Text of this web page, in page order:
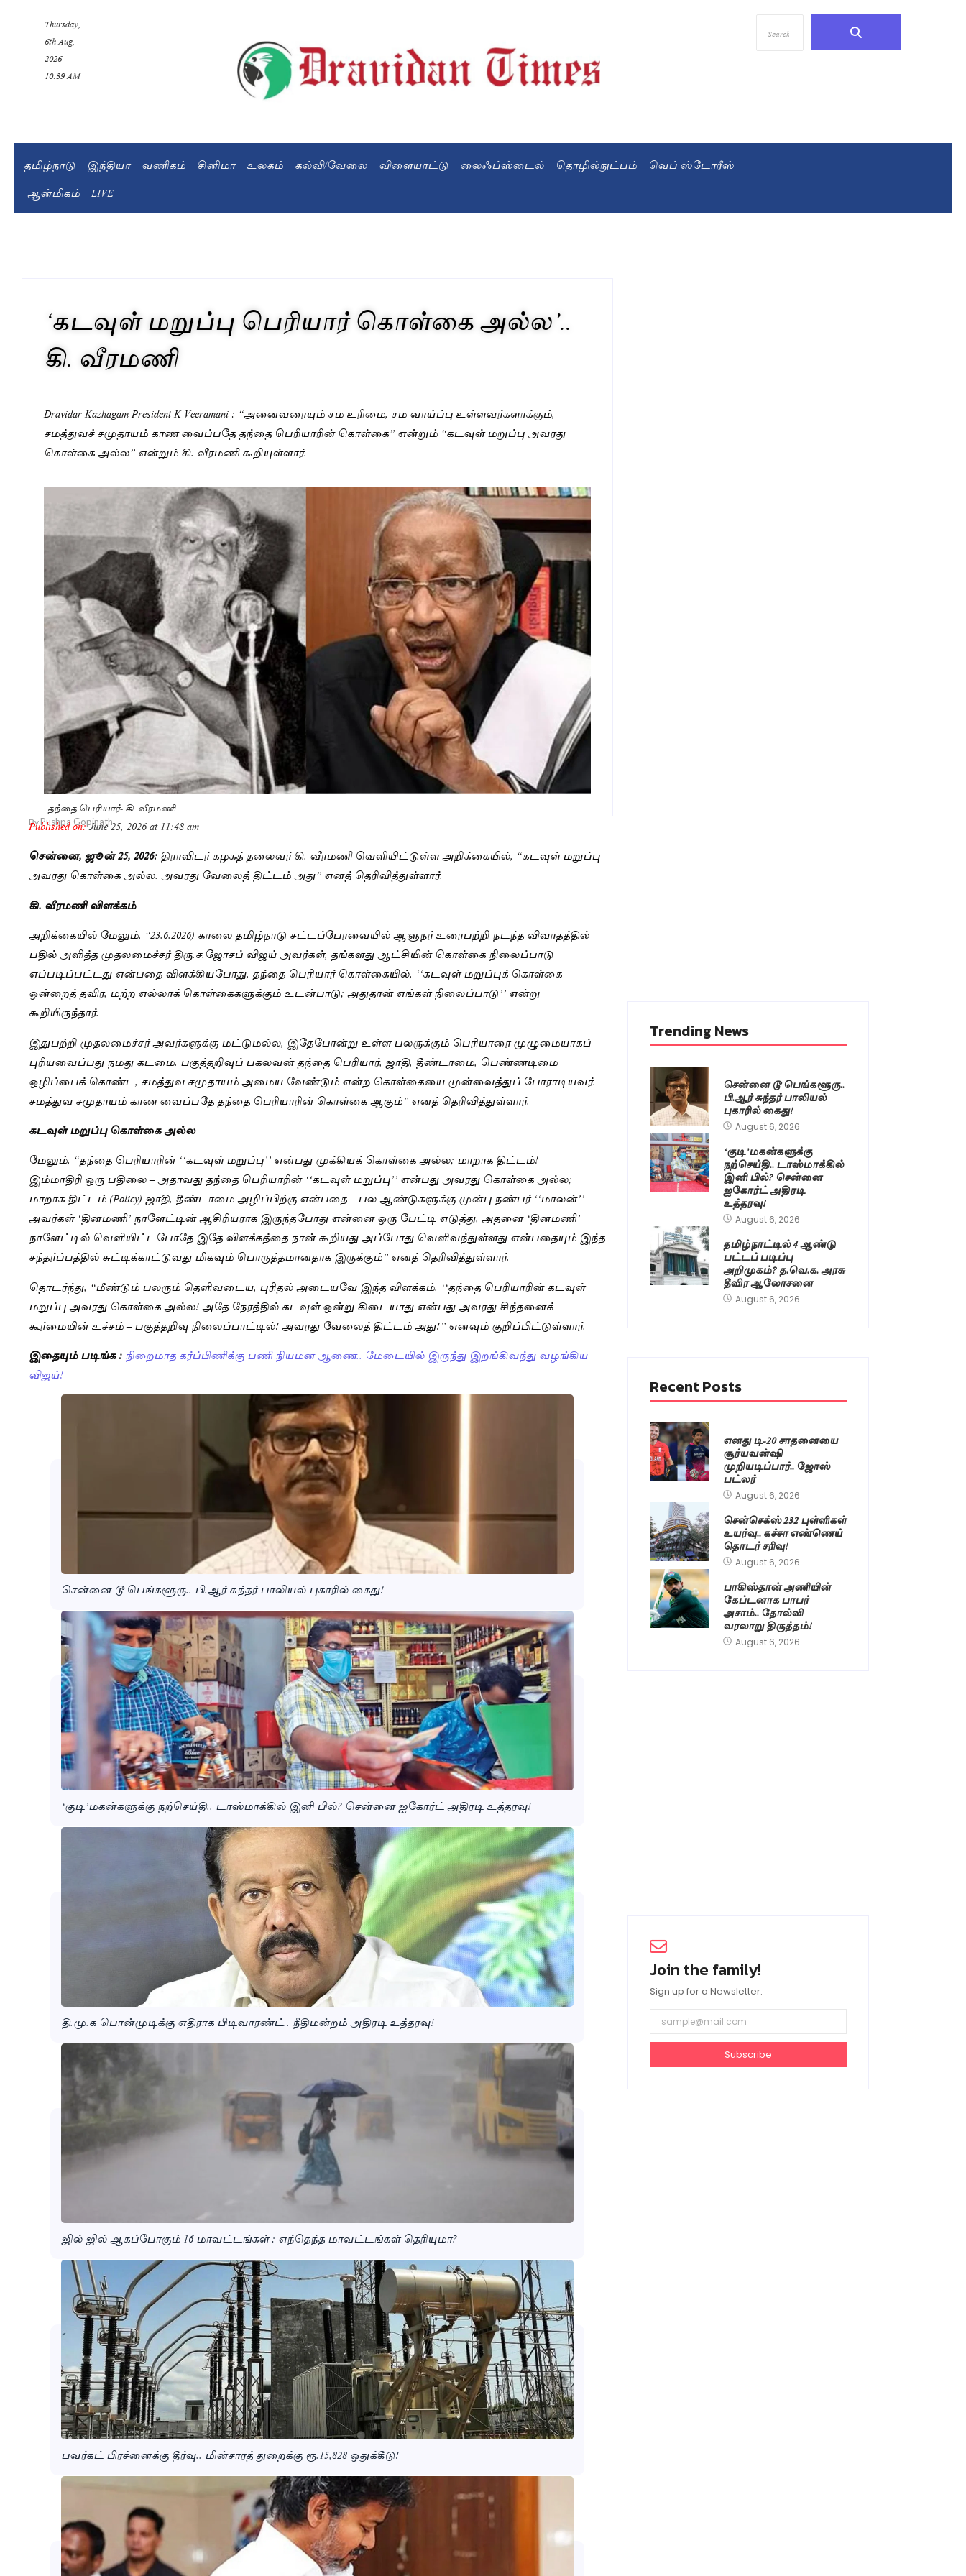
Thursday,
6th Aug,
2026
10:39 AM
தமிழ்நாடு இந்தியா வணிகம் சினிமா உலகம் கல்வி/வேலை விளையாட்டு லைஃப்ஸ்டைல் தொழில்நுட்பம்
வெப் ஸ்டோரீஸ்
ஆன்மிகம்
LIVE
‘கடவுள் மறுப்பு பெரியார் கொள்கை அல்ல’..
கி. வீரமணி
Dravidar Kazhagam President K Veeramani : “அனைவரையும் சம உரிமை, சம வாய்ப்பு உள்ளவர்களாக்கும்,
சமத்துவச் சமுதாயம் காண வைப்பதே தந்தை பெரியாரின் கொள்கை” என்றும் “கடவுள் மறுப்பு அவரது
கொள்கை அல்ல” என்றும் கி. வீரமணி கூறியுள்ளார்.
தந்தை பெரியார்- கி. வீரமணி
By Pushpa Gopinath
Published on:June 25, 2026 at 11:48 am
சென்னை, ஜூன் 25, 2026: திராவிடர் கழகத் தலைவர் கி. வீரமணி வெளியிட்டுள்ள அறிக்கையில், “கடவுள் மறுப்பு
அவரது கொள்கை அல்ல. அவரது வேலைத் திட்டம் அது” எனத் தெரிவித்துள்ளார்.
கி. வீரமணி விளக்கம்
அறிக்கையில் மேலும், “23.6.2026) காலை தமிழ்நாடு சட்டப்பேரவையில் ஆளுநர் உரைபற்றி நடந்த விவாதத்தில்
பதில் அளித்த முதலமைச்சர் திரு.ச.ஜோசப் விஜய் அவர்கள், தங்களது ஆட்சியின் கொள்கை நிலைப்பாடு
எப்படிப்பட்டது என்பதை விளக்கியபோது, தந்தை பெரியார் கொள்கையில், ‘‘கடவுள் மறுப்புக் கொள்கை
ஒன்றைத் தவிர, மற்ற எல்லாக் கொள்கைகளுக்கும் உடன்பாடு; அதுதான் எங்கள் நிலைப்பாடு’’ என்று
கூறியிருந்தார்.
இதுபற்றி முதலமைச்சர் அவர்களுக்கு மட்டுமல்ல, இதேபோன்று உள்ள பலருக்கும் பெரியாரை முழுமையாகப்
புரியவைப்பது நமது கடமை. பகுத்தறிவுப் பகலவன் தந்தை பெரியார், ஜாதி, தீண்டாமை, பெண்ணடிமை
ஒழிப்பைக் கொண்ட, சமத்துவ சமுதாயம் அமைய வேண்டும் என்ற கொள்கையை முன்வைத்துப் போராடியவர்.
சமத்துவ சமுதாயம் காண வைப்பதே தந்தை பெரியாரின் கொள்கை ஆகும்” எனத் தெரிவித்துள்ளார்.
கடவுள் மறுப்பு கொள்கை அல்ல
மேலும், “தந்தை பெரியாரின் ‘‘கடவுள் மறுப்பு’’ என்பது முக்கியக் கொள்கை அல்ல; மாறாக திட்டம்!
இம்மாதிரி ஒரு பதிலை – அதாவது தந்தை பெரியாரின் ‘‘கடவுள் மறுப்பு’’ என்பது அவரது கொள்கை அல்ல;
மாறாக திட்டம் (Policy) ஜாதி, தீண்டாமை அழிப்பிற்கு என்பதை – பல ஆண்டுகளுக்கு முன்பு நண்பர் ‘‘மாலன்’’
அவர்கள் ‘தினமணி’ நாளேட்டின் ஆசிரியராக இருந்தபோது என்னை ஒரு பேட்டி எடுத்து, அதனை ‘தினமணி’
நாளேட்டில் வெளியிட்டபோதே இதே விளக்கத்தை நான் கூறியது அப்போது வெளிவந்துள்ளது என்பதையும் இந்த
சந்தர்ப்பத்தில் சுட்டிக்காட்டுவது மிகவும் பொருத்தமானதாக இருக்கும்” எனத் தெரிவித்துள்ளார்.
தொடர்ந்து, “மீண்டும் பலரும் தெளிவடைய, புரிதல் அடையவே இந்த விளக்கம். ‘‘தந்தை பெரியாரின் கடவுள்
மறுப்பு அவரது கொள்கை அல்ல! அதே நேரத்தில் கடவுள் ஒன்று கிடையாது என்பது அவரது சிந்தனைக்
கூர்மையின் உச்சம் – பகுத்தறிவு நிலைப்பாட்டில்! அவரது வேலைத் திட்டம் அது!” எனவும் குறிப்பிட்டுள்ளார்.
இதையும் படிங்க : நிறைமாத கர்ப்பிணிக்கு பணி நியமன ஆணை.. மேடையில் இருந்து இறங்கிவந்து வழங்கிய
விஜய்!
சென்னை டூ பெங்களூரு.. பி.ஆர் சுந்தர் பாலியல் புகாரில் கைது!
‘குடி’மகன்களுக்கு நற்செய்தி.. டாஸ்மாக்கில் இனி பில்? சென்னை ஐகோர்ட் அதிரடி உத்தரவு!
தி.மு.க பொன்முடிக்கு எதிராக பிடிவாரண்ட்.. நீதிமன்றம் அதிரடி உத்தரவு!
ஜில் ஜில் ஆகப்போகும் 16 மாவட்டங்கள் : எந்தெந்த மாவட்டங்கள் தெரியுமா?
பவர்கட் பிரச்னைக்கு தீர்வு.. மின்சாரத் துறைக்கு ரூ.15,828 ஒதுக்கீடு!
Trending News
சென்னை டூ பெங்களூரு..
பி.ஆர் சுந்தர் பாலியல்
புகாரில் கைது!
August 6, 2026
‘குடி’மகன்களுக்கு
நற்செய்தி.. டாஸ்மாக்கில்
இனி பில்? சென்னை
ஐகோர்ட் அதிரடி
உத்தரவு!
August 6, 2026
தமிழ்நாட்டில் 4 ஆண்டு
பட்டப் படிப்பு
அறிமுகம்? த.வெ.க. அரசு
தீவிர ஆலோசனை
August 6, 2026
Recent Posts
எனது டி-20 சாதனையை
சூர்யவன்ஷி
முறியடிப்பார்.. ஜோஸ்
பட்லர்
August 6, 2026
சென்செக்ஸ் 232 புள்ளிகள்
உயர்வு.. கச்சா எண்ணெய்
தொடர் சரிவு!
August 6, 2026
பாகிஸ்தான் அணியின்
கேப்டனாக பாபர்
அசாம்.. தோல்வி
வரலாறு திருத்தம்!
August 6, 2026
Join the family!
Sign up for a Newsletter.
Subscribe